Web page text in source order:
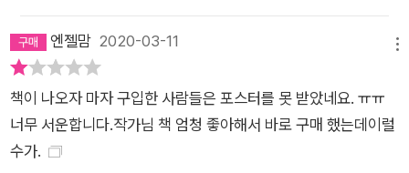
엔젤맘 2020-03-11
책이 나오자 마자 구입한 사람들은 포스터를 못 받았네요. ㅠㅠ
너무 서운합니다.작가님 책 엄청 좋아해서 바로 구매 했는데이럴
수가.